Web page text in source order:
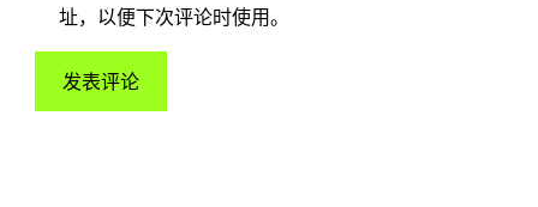
址，以便下次评论时使用。